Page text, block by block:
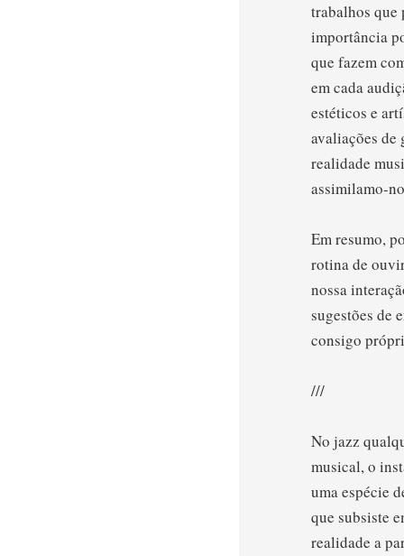
trabalhos que
importância
que fazem
em cada
estéticos e
avaliações de
realidade
assimilamo-
Em resumo,
rotina de
nossa
sugestões de
consigo
///
No jazz
musical, o
uma espécie
que subsiste
realidade a